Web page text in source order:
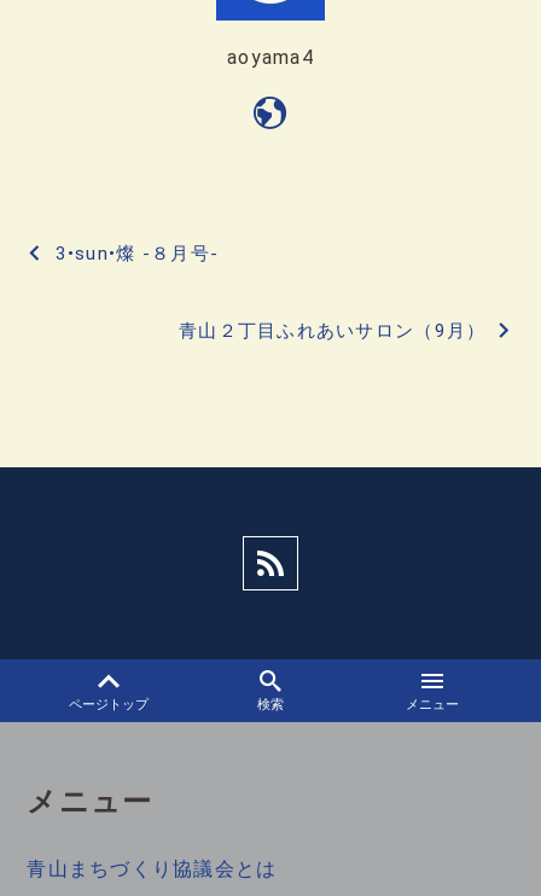
aoyama4
投
3•sun•燦 -８月号-
青山２丁目ふれあいサロン（9月）
ページトップ 検索 メニュー
メニュー
青山まちづくり協議会とは